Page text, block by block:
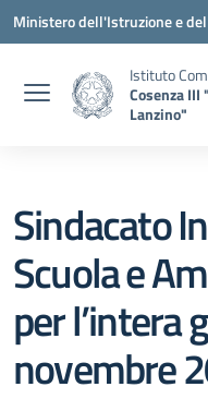
Vai ai contenuti
Vai al menu di navigazione
Vai al footer
Ministero dell'Istruzione e
Istituto
Cosenza III
Lanzino"
Sindacato
Scuola e
per l’intera
novembre